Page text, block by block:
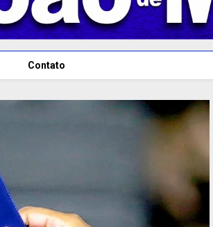
Contato